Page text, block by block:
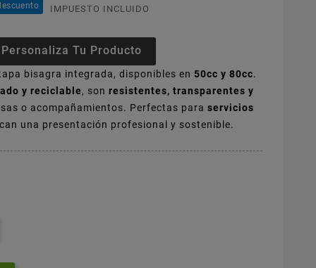
IMPUESTO INCLUIDO
Personaliza Tu Producto
bisagra integrada, disponibles en 50cc y 80cc.
y reciclable, son resistentes, transparentes y
o acompañamientos. Perfectas para servicios
una presentación profesional y sostenible.